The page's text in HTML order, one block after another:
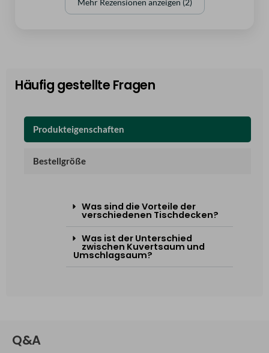
Mehr Rezensionen anzeigen (2)
Häufig gestellte Fragen
Produkteigenschaften
Bestellgröße
Was sind die Vorteile der
verschiedenen Tischdecken?
Was ist der Unterschied
zwischen Kuvertsaum und
Umschlagsaum?
Q&A